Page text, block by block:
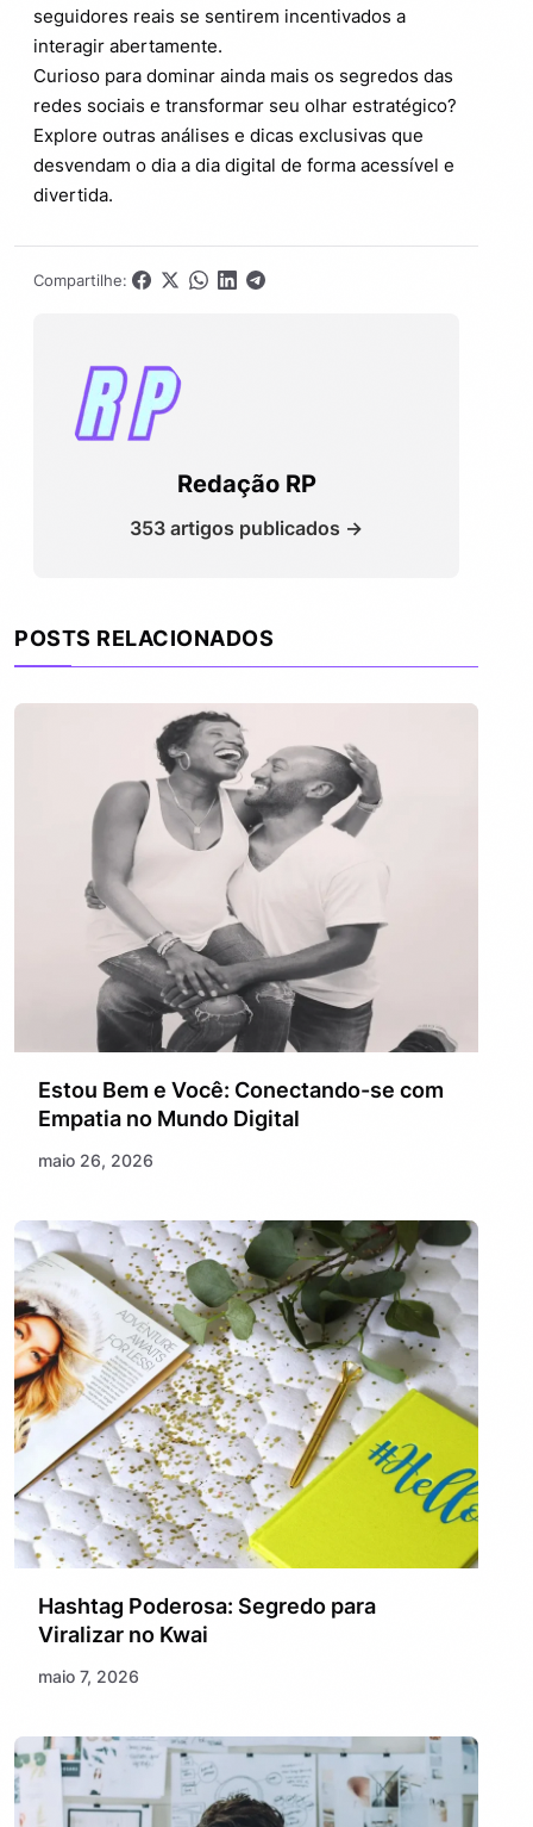
seguidores reais se sentirem incentivados a
interagir abertamente.
Curioso para dominar ainda mais os segredos das
redes sociais e transformar seu olhar estratégico?
Explore outras análises e dicas exclusivas que
desvendam o dia a dia digital de forma acessível e
divertida.
Compartilhe:
Redação RP
353 artigos publicados →
POSTS RELACIONADOS
Estou Bem e Você: Conectando-se com
Empatia no Mundo Digital
maio 26, 2026
Hashtag Poderosa: Segredo para
Viralizar no Kwai
maio 7, 2026